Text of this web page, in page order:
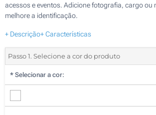
acessos e eventos. Adicione fotografia, cargo ou
melhore a identificação.
+ Descrição+ Características
Passo 1. Selecione a cor do produto
* Selecionar a cor: